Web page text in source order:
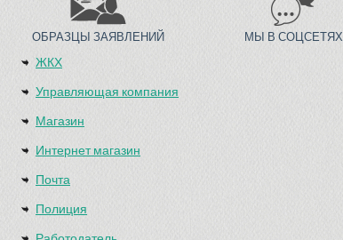
ОБРАЗЦЫ ЗАЯВЛЕНИЙ
ЖКХ
Управляющая компания
Магазин
Интернет магазин
Почта
Полиция
МЫ В СОЦСЕТЯХ